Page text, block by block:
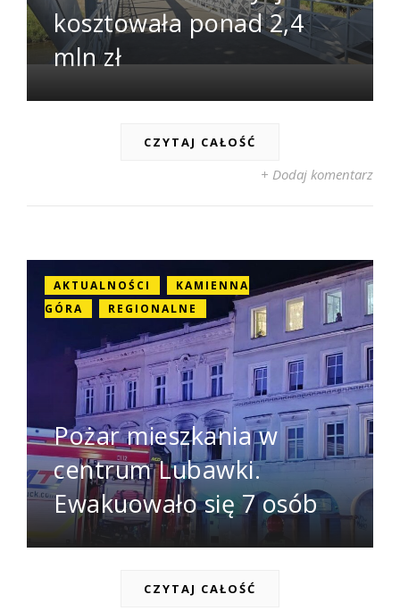
kosztowała ponad 2,4
mln zł
CZYTAJ CAŁOŚĆ
+ Dodaj komentarz
Pożar mieszkania w
centrum Lubawki.
Ewakuowało się 7 osób
AKTUALNOŚCI
KAMIENNA
GÓRA
REGIONALNE
CZYTAJ CAŁOŚĆ